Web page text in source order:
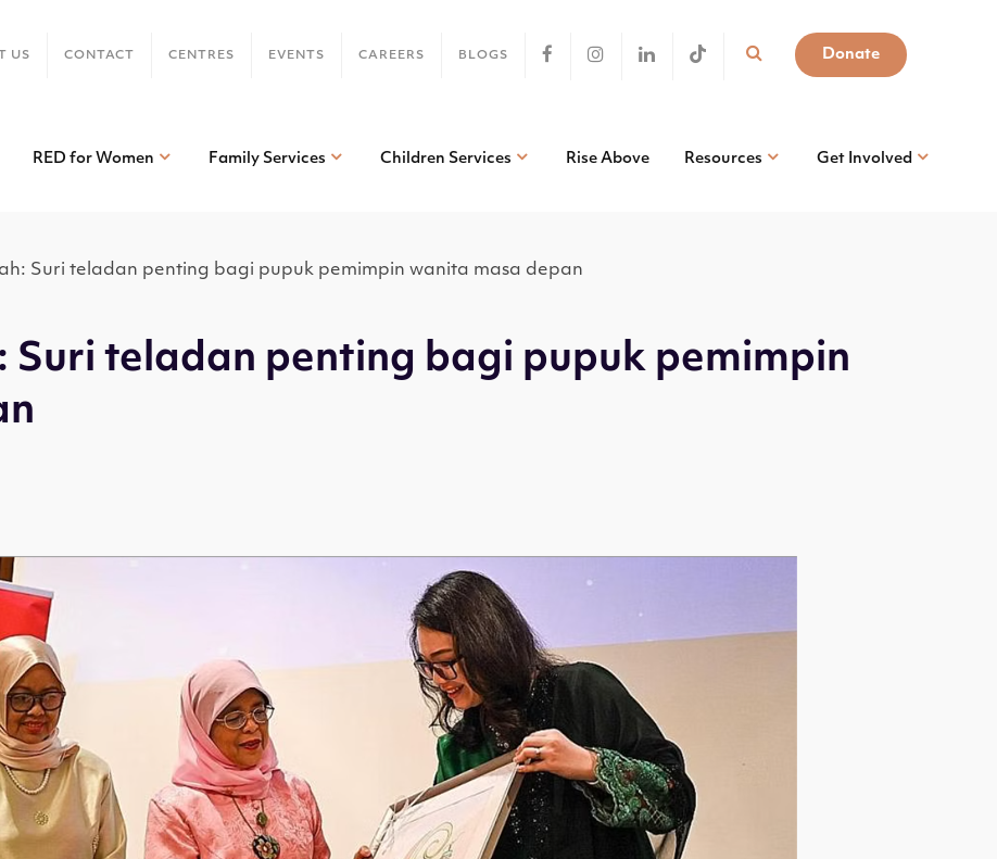
US CONTACT CENTRES EVENTS CAREERS BLOGS Donate
RED for Women Family Services Children Services Rise Above Resources Get Involved
Suri teladan penting bagi pupuk pemimpin wanita masa depan
Suri teladan penting bagi pupuk pemimpin